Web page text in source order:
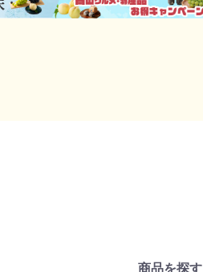
商品を探す